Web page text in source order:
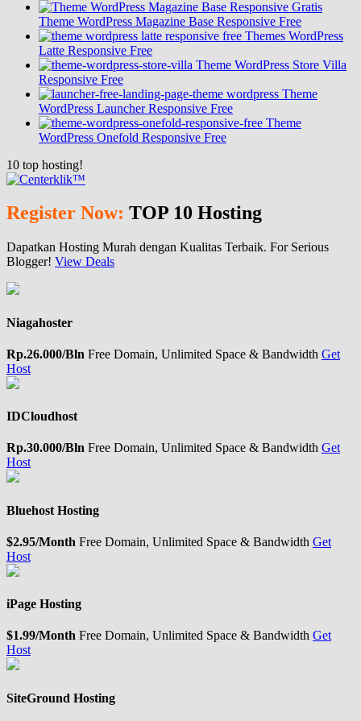
Theme WordPress Magazine Base Responsive Free
Themes WordPress
Latte Responsive Free
Theme WordPress Store Villa
Responsive Free
Theme
WordPress Launcher Responsive Free
Theme
WordPress Onefold Responsive Free
10 top hosting!
Register Now: TOP 10 Hosting
Dapatkan Hosting Murah dengan Kualitas Terbaik. For Serious
Blogger! View Deals
Niagahoster
Rp.26.000/Bln Free Domain, Unlimited Space & Bandwidth Get
Host
IDCloudhost
Rp.30.000/Bln Free Domain, Unlimited Space & Bandwidth Get
Host
Bluehost Hosting
$2.95/Month Free Domain, Unlimited Space & Bandwidth Get
Host
iPage Hosting
$1.99/Month Free Domain, Unlimited Space & Bandwidth Get
Host
SiteGround Hosting